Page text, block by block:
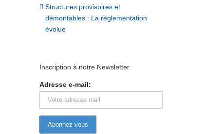
Structures provisoires et
démontables : La règlementation
évolue
Inscription à notre Newsletter
Adresse e-mail: